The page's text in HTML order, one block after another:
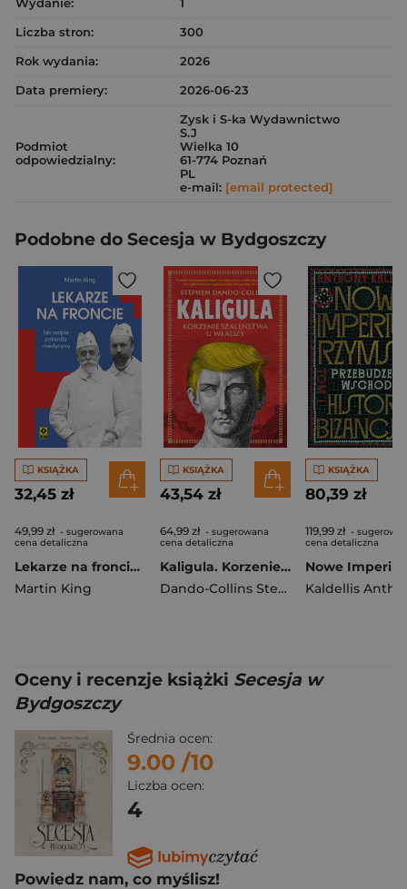
Liczba stron:
300
Rok wydania:
2026
Data premiery:
2026-06-23
Podmiot
odpowiedzialny:
Zysk i S-ka Wydawnictwo
S.J
Wielka 10
61-774 Poznań
PL
e-mail: [email protected]
Podobne do Secesja w Bydgoszczy
KSIĄŻKA
32,45 zł
49,99 zł - sugerowana
cena detaliczna
Lekarze na froncie. Jak działania wojenne zmieniły medycynę wyd. 2026
Martin King
KSIĄŻKA
43,54 zł
64,99 zł - sugerowana
cena detaliczna
Kaligula. Korzenie szaleństwa u władzy
Dando-Collins Stephen
KSIĄŻKA
80,39 zł
119,99 zł -
cena detaliczna
Kaldellis
Oceny i recenzje książki Secesja w
Bydgoszczy
Średnia ocen:
9.00 /10
Liczba ocen:
4
Powiedz nam, co myślisz!